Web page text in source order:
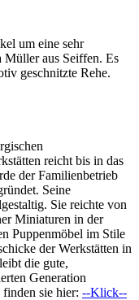
um eine sehr
Müller aus Seiffen. Es
geschnitzte Rehe.
reicht bis in das
der Familienbetrieb
Seine
Sie reichte von
Miniaturen in der
Puppenmöbel im Stile
der Werkstätten in
die gute,
Generation
sie hier: --Klick--